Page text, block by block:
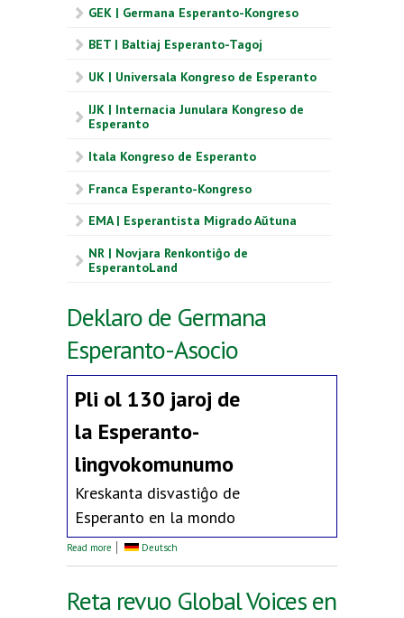
GEK | Germana Esperanto-Kongreso
BET | Baltiaj Esperanto-Tagoj
UK | Universala Kongreso de Esperanto
IJK | Internacia Junulara Kongreso de
Esperanto
Itala Kongreso de Esperanto
Franca Esperanto-Kongreso
EMA | Esperantista Migrado Aŭtuna
NR | Novjara Renkontiĝo de
EsperantoLand
Deklaro de Germana
Esperanto-Asocio
Pli ol 130 jaroj de
la Esperanto-
lingvokomunumo
Kreskanta disvastiĝo de
Esperanto en la mondo
Read more about Deklaro de Germana Esperanto-Asocio
Deutsch
Reta revuo Global Voices en